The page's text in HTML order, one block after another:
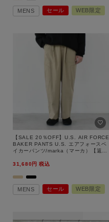
MENS セール WEB限定
【SALE 20％OFF】U.S. AIR FORCE
BAKER PANTS U.S. エアフォースベ
イカーパンツ/marka（マーカ）【返品
31,680
税込
MENS セール WEB限定